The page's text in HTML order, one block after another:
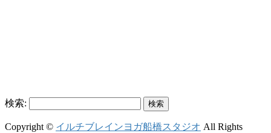
検索:
Copyright © イルチブレインヨガ船橋スタジオ All Rights